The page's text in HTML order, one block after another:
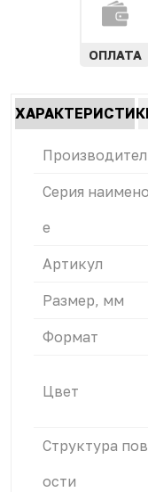
ОПЛАТА
табы
Серия
е
Артикул
Размер, мм
Формат
Цвет
Структура
ости